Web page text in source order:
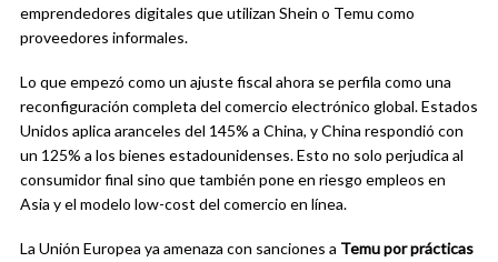
emprendedores digitales que utilizan Shein o Temu como
proveedores informales.
Lo que empezó como un ajuste fiscal ahora se perfila como una
reconfiguración completa del comercio electrónico global. Estados
Unidos aplica aranceles del 145% a China, y China respondió con
un 125% a los bienes estadounidenses. Esto no solo perjudica al
consumidor final sino que también pone en riesgo empleos en
Asia y el modelo low-cost del comercio en línea.
La Unión Europea ya amenaza con sanciones a Temu por prácticas